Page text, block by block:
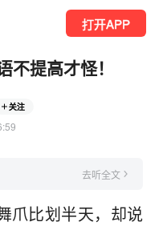
打开APP
不提高才怪！
关注
去听全文
爪比划半天，却说